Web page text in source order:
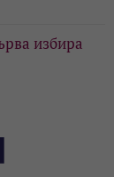
избира